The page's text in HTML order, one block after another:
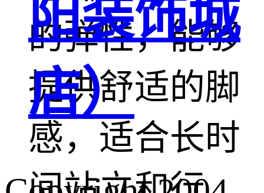
的弹性，能够
提供舒适的脚
感，适合长时
阳装饰城
店）